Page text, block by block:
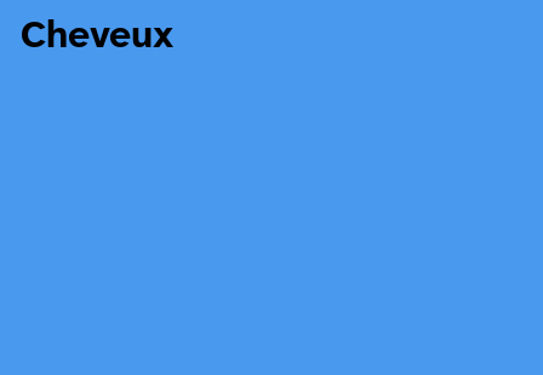
Cheveux